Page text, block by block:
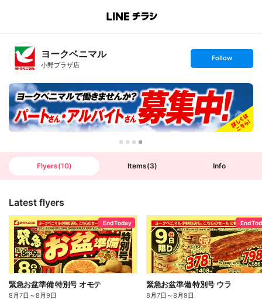
B
n
T
ヨークベニマル
小野プラザ店
s
t
o
l
o
w
Follow
Flyers(10) Items(3) Info
Latest flyers
End Today
緊急お盆準備 特別号 オモテ
8月7日 ～8月9日
End
緊急お盆準備 特別号 ウラ
8月7日 ～8月9日